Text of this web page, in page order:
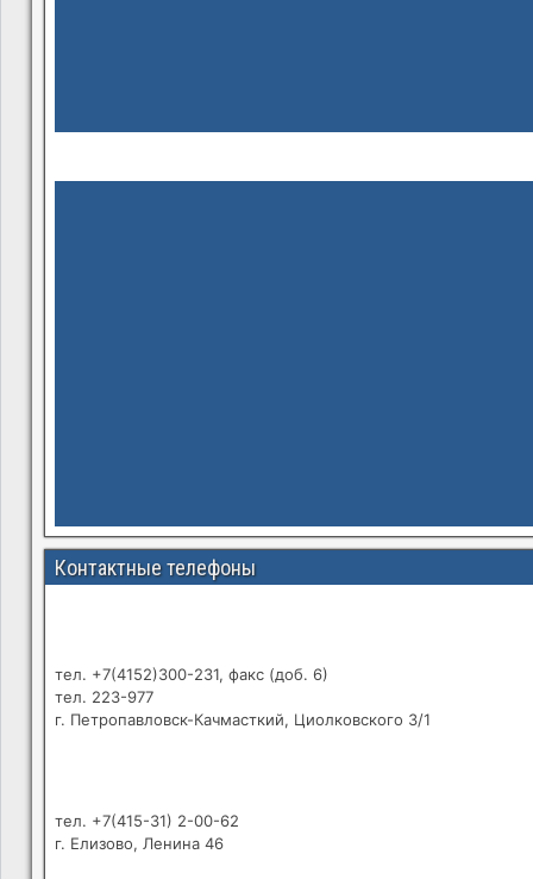
Контактные телефоны
тел. +7(4152)300-231, факс (доб. 6)
тел. 223-977
г. Петропавловск-Качмасткий, Циолковского 3/1
тел. +7(415-31) 2-00-62
г. Елизово, Ленина 46